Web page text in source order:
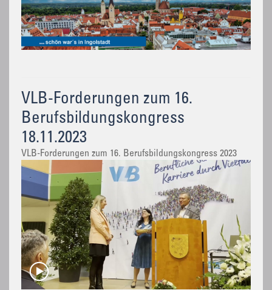
VLB-Forderungen zum 16.
Berufsbildungskongress
18.11.2023
VLB-Forderungen zum 16. Berufsbildungskongress 2023